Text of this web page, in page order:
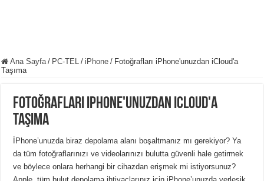
Ana Sayfa / PC-TEL / iPhone / Fotoğrafları iPhone'unuzdan iCloud'a
Taşıma
Fotoğrafları iPhone'unuzdan iCloud'a
Taşıma
İPhone’unuzda biraz depolama alanı boşaltmanız mı gerekiyor? Ya
da tüm fotoğraflarınızı ve videolarınızı bulutta güvenli hale getirmek
ve böylece onlara herhangi bir cihazdan erişmek mi istiyorsunuz?